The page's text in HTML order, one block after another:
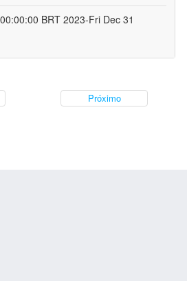
BRT 2023-Fri Dec 31
Próximo